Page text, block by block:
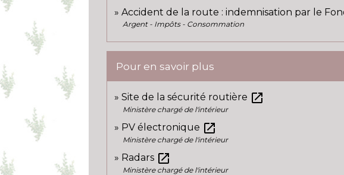
Accident de la route : indemnisation par le
Argent - Impôts - Consommation
Pour en savoir plus
Site de la sécurité routière open_in_new
Ministère chargé de l'intérieur
PV électronique open_in_new
Ministère chargé de l'intérieur
Radars open_in_new
Ministère chargé de l'intérieur